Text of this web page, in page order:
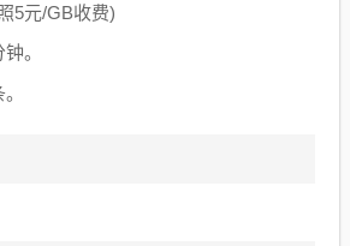
5元/GB收费)
。